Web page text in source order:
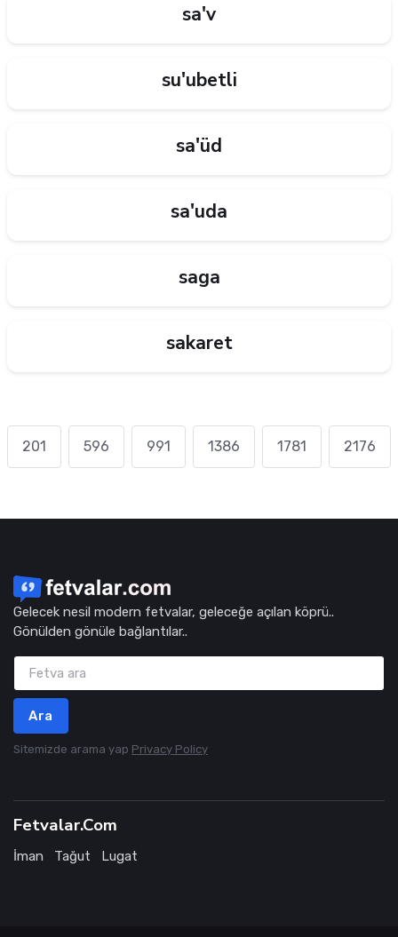
sa'v
su'ubetli
sa'üd
sa'uda
saga
sakaret
201 596 991 1386 1781 2176
Gelecek nesil modern fetvalar, geleceğe açılan köprü..
Gönülden gönüle bağlantılar..
Ara
Sitemizde arama yap Privacy Policy
Fetvalar.Com
İman Tağut Lugat